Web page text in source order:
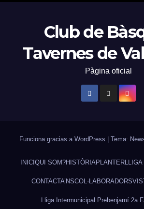
Club de
Tavernes de
Pàgina oficial
Funciona gracias a WordPress Tema:
INICI QUI SOM?HISTÒRIAPLANTERLLIGA
CONTACTA’NSCOL·LABORADORS
Lliga Intermunicipal Prebenjamí 2a